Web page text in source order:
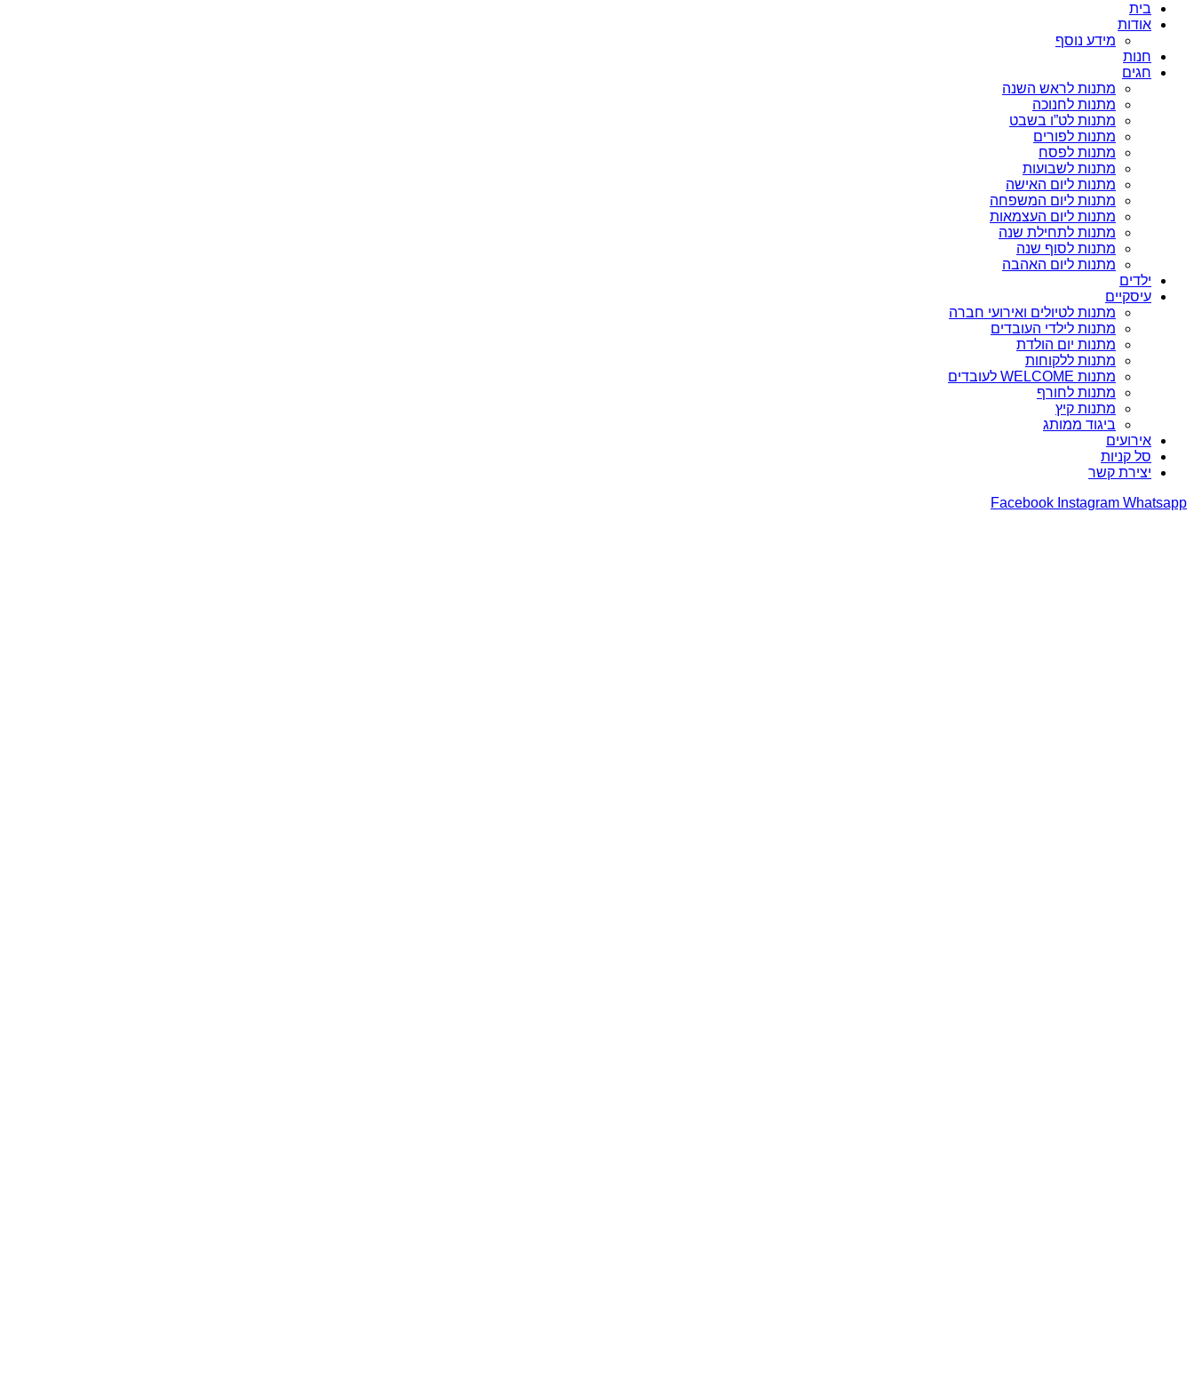
בית
אודות
מידע נוסף
חנות
חגים
מתנות לראש השנה
מתנות לחנוכה
מתנות לט”ו בשבט
מתנות לפורים
מתנות לפסח
מתנות לשבועות
מתנות ליום האישה
מתנות ליום המשפחה
מתנות ליום העצמאות
מתנות לתחילת שנה
מתנות לסוף שנה
מתנות ליום האהבה
ילדים
עיסקיים
מתנות לטיולים ואירועי חברה
מתנות לילדי העובדים
מתנות יום הולדת
מתנות ללקוחות
מתנות WELCOME לעובדים
מתנות לחורף
מתנות קיץ
ביגוד ממותג
אירועים
סל קניות
יצירת קשר
Facebook Instagram Whatsapp